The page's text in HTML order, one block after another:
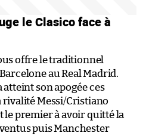
le Clasico face à
offre le traditionnel
au Real Madrid.
son apogée ces
rivalité Messi/Cristiano
le premier à avoir quitté la
puis Manchester